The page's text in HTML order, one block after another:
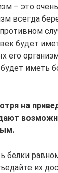
– это
всегда
будет
его
иметь
на
белки
их